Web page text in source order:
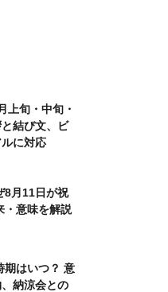
上旬・中旬・
結び文、ビ
に対応
8月11日が祝
・意味を解説
期はいつ？ 意
納涼会との